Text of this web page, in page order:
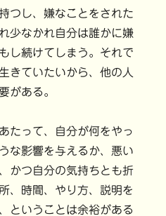
つし、嫌なことをされた
少なかれ自分は誰かに嫌
し続けてしまう。それで
きていたいから、他の人
がある。
たって、自分が何をやっ
な影響を与えるか、悪い
かつ自分の気持ちとも折
、時間、やり方、説明を
ということは余裕がある